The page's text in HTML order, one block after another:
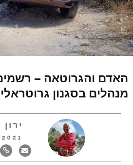
האדם והגרוטאה –
מנהלים בסגנון גרוטראלי